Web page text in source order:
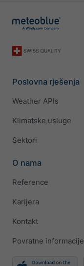
Poslovna rješenja
Weather APIs
Klimatske usluge
Sektori
O nama
Reference
Karijera
Kontakt
Povratne informacije